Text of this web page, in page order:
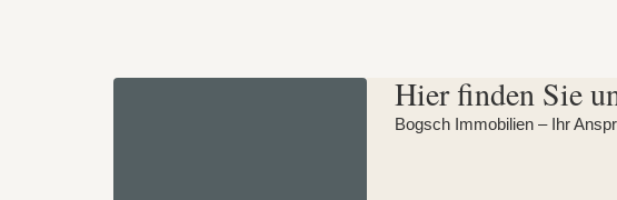
Hier finden Sie
Bogsch Immobilien – Ihr